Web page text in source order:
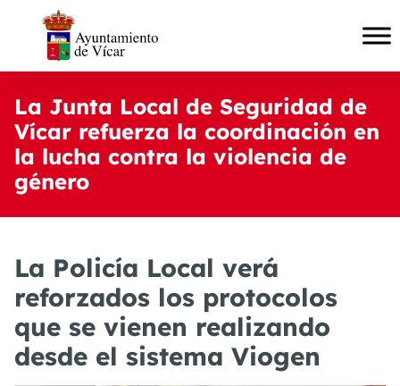
La Junta Local de Seguridad de
Vícar refuerza la coordinación en
la lucha contra la violencia de
género
La Policía Local verá
reforzados los protocolos
que se vienen realizando
desde el sistema Viogen